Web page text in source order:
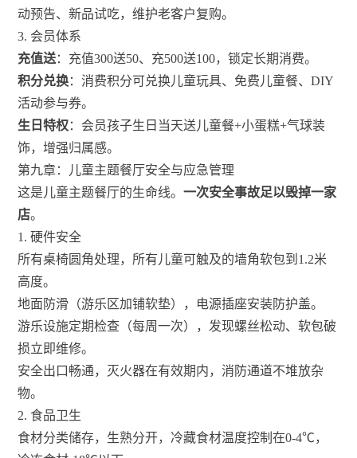
动预告、新品试吃，维护老客户复购。
3. 会员体系
充值送：充值300送50、充500送100，锁定长期消费。
积分兑换：消费积分可兑换儿童玩具、免费儿童餐、DIY
活动参与券。
生日特权：会员孩子生日当天送儿童餐+小蛋糕+气球装
饰，增强归属感。
第九章：儿童主题餐厅安全与应急管理
这是儿童主题餐厅的生命线。一次安全事故足以毁掉一家
店。
1. 硬件安全
所有桌椅圆角处理，所有儿童可触及的墙角软包到1.2米
高度。
地面防滑（游乐区加铺软垫），电源插座安装防护盖。
游乐设施定期检查（每周一次），发现螺丝松动、软包破
损立即维修。
安全出口畅通，灭火器在有效期内，消防通道不堆放杂
物。
2. 食品卫生
食材分类储存，生熟分开，冷藏食材温度控制在0-4℃，